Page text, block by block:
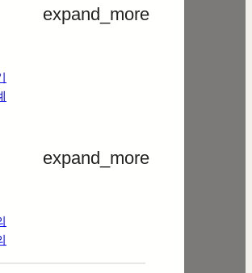
expand_more
expand_more